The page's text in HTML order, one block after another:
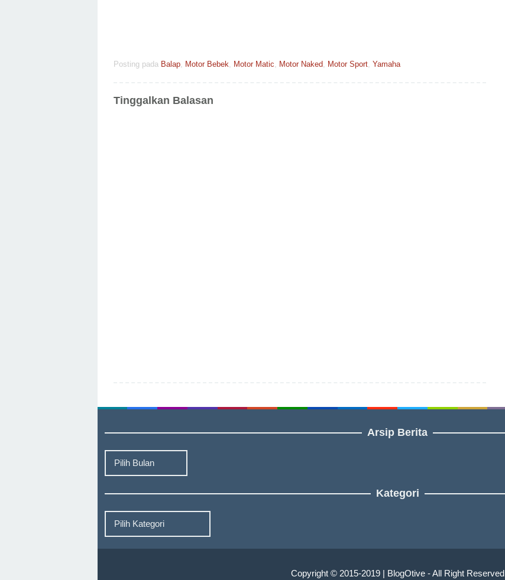
Posting pada Balap Motor Bebek Motor Matic Motor Naked Motor Sport Yamaha
Tinggalkan Balasan
Arsip Berita
Kategori
Copyright © 2015-2019 | BlogOtive - All Right Reserved